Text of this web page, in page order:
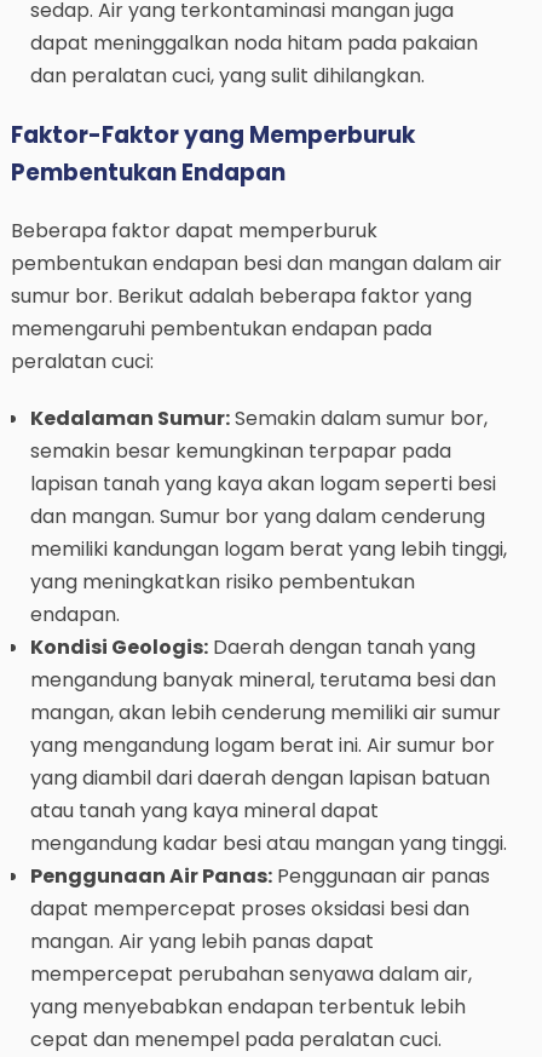
sedap. Air yang terkontaminasi mangan juga
dapat meninggalkan noda hitam pada pakaian
dan peralatan cuci, yang sulit dihilangkan.
Faktor-Faktor yang Memperburuk
Pembentukan Endapan
Beberapa faktor dapat memperburuk
pembentukan endapan besi dan mangan dalam air
sumur bor. Berikut adalah beberapa faktor yang
memengaruhi pembentukan endapan pada
peralatan cuci:
Kedalaman Sumur:Semakin dalam sumur bor,
semakin besar kemungkinan terpapar pada
lapisan tanah yang kaya akan logam seperti besi
dan mangan. Sumur bor yang dalam cenderung
memiliki kandungan logam berat yang lebih tinggi,
yang meningkatkan risiko pembentukan
endapan.
Kondisi Geologis:Daerah dengan tanah yang
mengandung banyak mineral, terutama besi dan
mangan, akan lebih cenderung memiliki air sumur
yang mengandung logam berat ini. Air sumur bor
yang diambil dari daerah dengan lapisan batuan
atau tanah yang kaya mineral dapat
mengandung kadar besi atau mangan yang tinggi.
Penggunaan Air Panas:Penggunaan air panas
dapat mempercepat proses oksidasi besi dan
mangan. Air yang lebih panas dapat
mempercepat perubahan senyawa dalam air,
yang menyebabkan endapan terbentuk lebih
cepat dan menempel pada peralatan cuci.